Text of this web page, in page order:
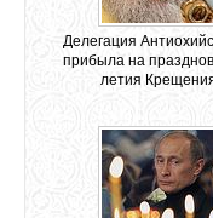
Делегация
прибыла на
летия